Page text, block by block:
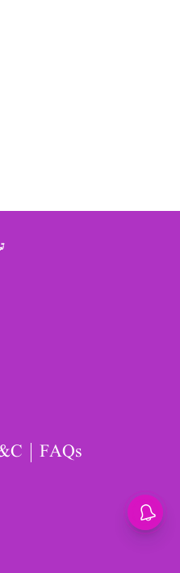
FAQs